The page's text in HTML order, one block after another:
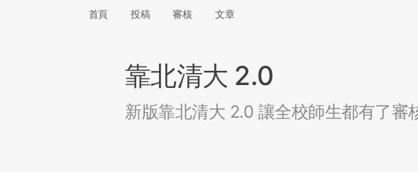
首頁 投稿 審核 文章
靠北清大 2.0
新版靠北清大 2.0 讓全校師生都有了審